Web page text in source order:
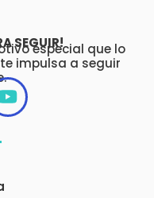
SEGUIR!
especial que lo
impulsa a seguir
Y
o
u